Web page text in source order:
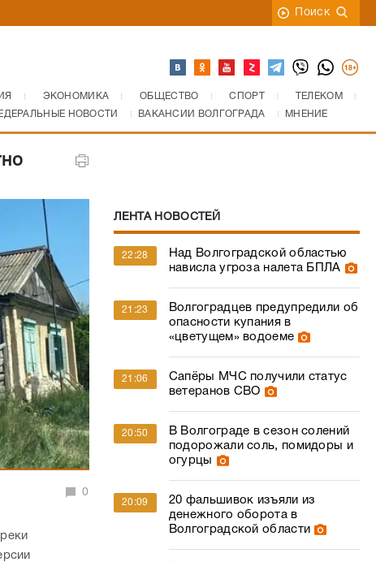
Поиск
ЭКОНОМИКА ОБЩЕСТВО СПОРТ
ТЕЛЕКОМ
НОВОСТИ ВАКАНСИИ ВОЛГОГРАДА МНЕНИЕ
0
ЛЕНТА НОВОСТЕЙ
22:28
Над Волгоградской областью
нависла угроза налета БПЛА
21:23
Волгоградцев предупредили об
опасности купания в
«цветущем» водоеме
21:06
Сапёры МЧС получили статус
ветеранов СВО
20:50
В Волгограде в сезон солений
подорожали соль, помидоры и
огурцы
20:09
20 фальшивок изъяли из
денежного оборота в
Волгоградской области